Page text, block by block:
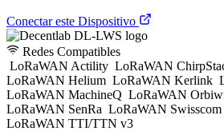
Conectar este Dispositivo
Redes Compatibles
LoRaWAN Actility LoRaWAN
LoRaWAN Helium LoRaWAN Kerlink
LoRaWAN MachineQ LoRaWAN
LoRaWAN SenRa LoRaWAN Swisscom
LoRaWAN TTI/TTN v3